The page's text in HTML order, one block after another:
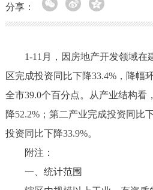
分享：
1-11月，因房地产开发领域在
区完成投资同比下降33.4%，降幅
全市39.0个百分点。从产业结构看
降52.2%；第二产业完成投资同比
投资同比下降33.9%。
附注：
一、统计范围